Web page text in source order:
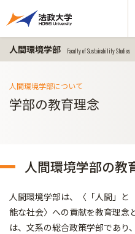
人間環境学部 Faculty of Sustainability Studies
人間環境学部について
学部の教育理念
人間環境学部の教
人間環境学部は、〈「人間」と
能な社会〉への貢献を教育理念
は、文系の総合政策学部であり